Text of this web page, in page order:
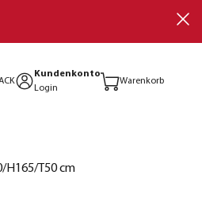
Kundenkonto
Login
Warenkorb
H165/T50 cm